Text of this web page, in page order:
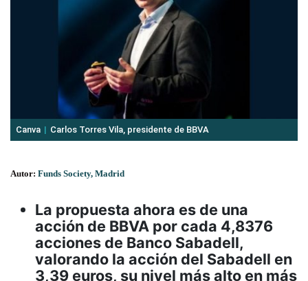
Canva Carlos Torres Vila, presidente de BBVA
Autor: Funds Society, Madrid
La propuesta ahora es de una
acción de BBVA por cada 4,8376
acciones de Banco Sabadell,
valorando la acción del Sabadell en
3,39 euros, su nivel más alto en más